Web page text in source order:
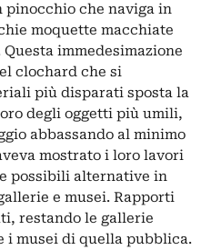
che naviga in
moquette macchiate
immedesimazione
clochard che si
più disparati sposta la
degli oggetti più umili,
abbassando al minimo
mostrato i loro lavori
possibili alternative in
e musei. Rapporti
restando le gallerie
i musei di quella pubblica.